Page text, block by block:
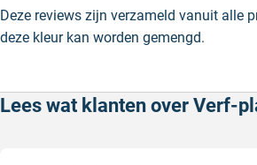
Deze reviews zijn verzameld vanuit alle
deze kleur kan worden gemengd.
Lees wat klanten over Verf-